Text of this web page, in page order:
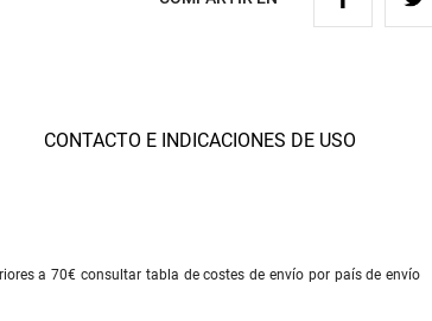
CONTACTO E INDICACIONES DE USO
a 70€ consultar tabla de costes de envío por país de envío